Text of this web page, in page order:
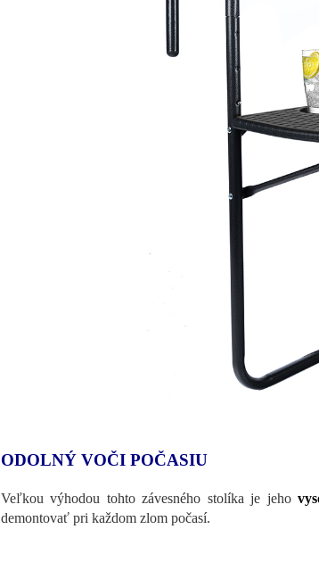
ODOLNÝ VOČI POČASIU
Veľkou výhodou tohto závesného stolíka je jeho
demontovať pri každom zlom počasí.